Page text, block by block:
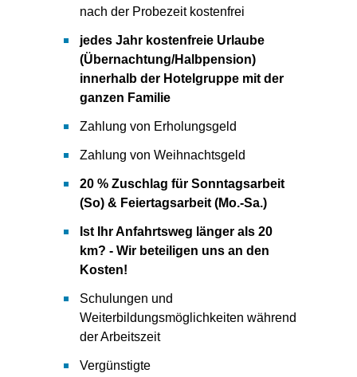
nach der Probezeit kostenfrei
jedes Jahr kostenfreie Urlaube
(Übernachtung/Halbpension)
innerhalb der Hotelgruppe mit der
ganzen Familie
Zahlung von Erholungsgeld
Zahlung von Weihnachtsgeld
20 % Zuschlag für Sonntagsarbeit
(So) & Feiertagsarbeit (Mo.-Sa.)
Ist Ihr Anfahrtsweg länger als 20
km? - Wir beteiligen uns an den
Kosten!
Schulungen und
Weiterbildungsmöglichkeiten während
der Arbeitszeit
Vergünstigte